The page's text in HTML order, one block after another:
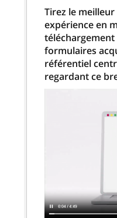
Tirez le
expérience en
téléchargement
formulaires
référentiel
regardant ce